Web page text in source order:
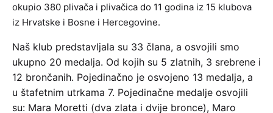
okupio 380 plivača i plivačica do 11 godina iz 15 klubova
iz Hrvatske i Bosne i Hercegovine.
Naš klub predstavljala su 33 člana, a osvojili smo
ukupno 20 medalja. Od kojih su 5 zlatnih, 3 srebrene i
12 brončanih. Pojedinačno je osvojeno 13 medalja, a
u štafetnim utrkama 7. Pojedinačne medalje osvojili
su: Mara Moretti (dva zlata i dvije bronce), Maro